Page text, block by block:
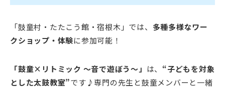
「鼓童村・たたこう館・宿根木」では、 多種多様なワー
クショップ・体験に参加可能！
「鼓童×リトミック 〜音で遊ぼう〜」 は、 “子どもを対象
とした太鼓教室”です♪専門の先生と鼓童メンバーと一緒